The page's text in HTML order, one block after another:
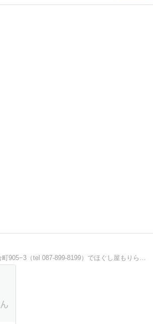
香川県高松市成合町905−3（tel 087-899-8199）でほぐし屋もりらを経営するスタッフがお店のこと、身近なことにそっと触れるブログです。